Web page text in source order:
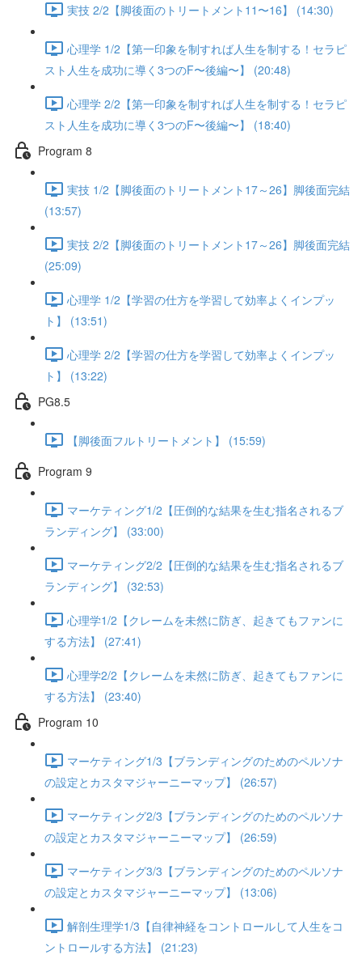
実技 2/2【脚後面のトリートメント11〜16】 (14:30)
心理学 1/2【第一印象を制すれば人生を制する！セラピ
スト人生を成功に導く3つのF〜後編〜】 (20:48)
心理学 2/2【第一印象を制すれば人生を制する！セラピ
スト人生を成功に導く3つのF〜後編〜】 (18:40)
Program 8
実技 1/2【脚後面のトリートメント17～26】脚後面完結
(13:57)
実技 2/2【脚後面のトリートメント17～26】脚後面完結
(25:09)
心理学 1/2【学習の仕方を学習して効率よくインプッ
ト】 (13:51)
心理学 2/2【学習の仕方を学習して効率よくインプッ
ト】 (13:22)
PG8.5
【脚後面フルトリートメント】 (15:59)
Program 9
マーケティング1/2【圧倒的な結果を生む指名されるブ
ランディング】 (33:00)
マーケティング2/2【圧倒的な結果を生む指名されるブ
ランディング】 (32:53)
心理学1/2【クレームを未然に防ぎ、起きてもファンに
する方法】 (27:41)
心理学2/2【クレームを未然に防ぎ、起きてもファンに
する方法】 (23:40)
Program 10
マーケティング1/3【ブランディングのためのペルソナ
の設定とカスタマジャーニーマップ】 (26:57)
マーケティング2/3【ブランディングのためのペルソナ
の設定とカスタマジャーニーマップ】 (26:59)
マーケティング3/3【ブランディングのためのペルソナ
の設定とカスタマジャーニーマップ】 (13:06)
解剖生理学1/3【自律神経をコントロールして人生をコ
ントロールする方法】 (21:23)